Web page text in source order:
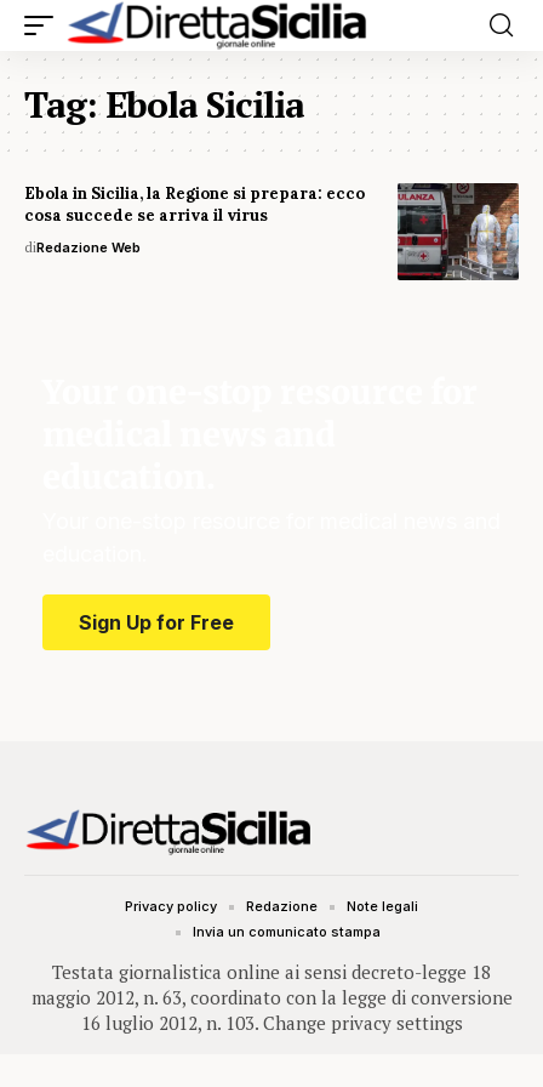
Tag:Ebola Sicilia
Ebola in Sicilia, la Regione si prepara: ecco
cosa succede se arriva il virus
diRedazione Web
Sign Up for Free
Testata giornalistica online ai sensi decreto-legge 18
maggio 2012, n. 63, coordinato con la legge di conversione
16 luglio 2012, n. 103. Change privacy settings
Privacy policy Redazione
Note legali
Invia un comunicato stampa